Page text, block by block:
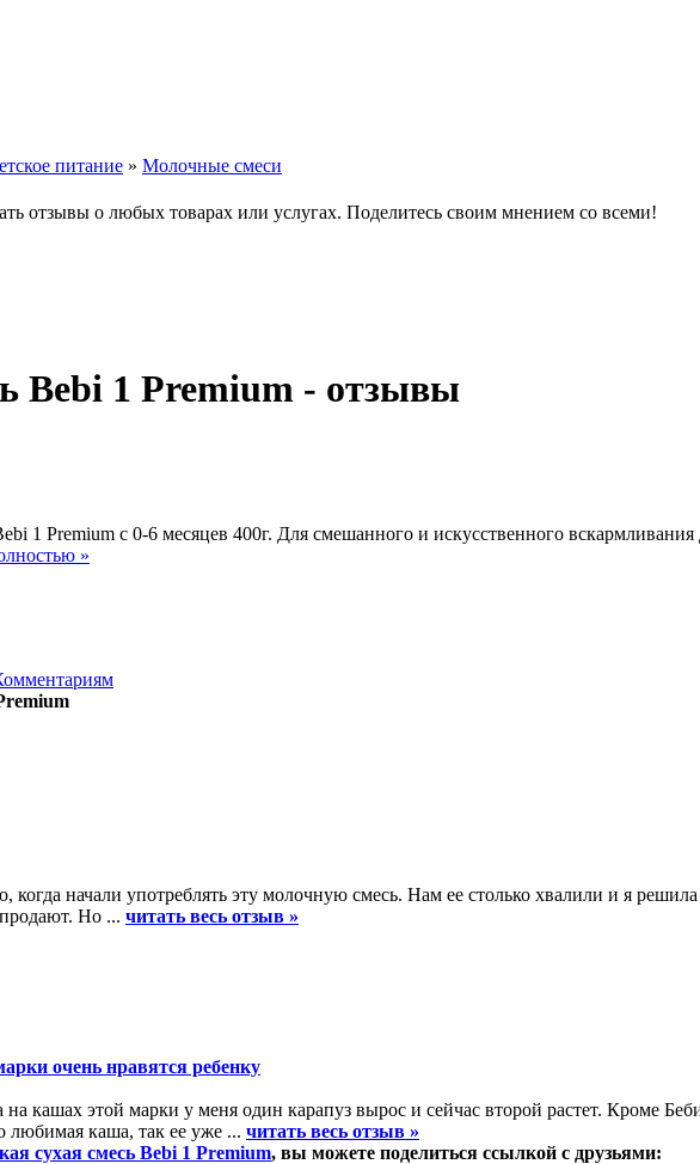
питание » Молочные смеси
отзывы о любых товарах или услугах. Поделитесь своим мнением со всеми!
Bebi 1 Premium - отзывы
1 Premium с 0-6 месяцев 400г. Для смешанного и искусственного
»
когда начали употреблять эту молочную смесь. Нам ее столько хвалили и я
Но ... читать весь отзыв »
очень нравятся ребенку
на кашах этой марки у меня один карапуз вырос и сейчас второй растет. Кроме
любимая каша, так ее уже ... читать весь отзыв »
сухая смесь Bebi 1 Premium, вы можете поделиться ссылкой с друзьями: